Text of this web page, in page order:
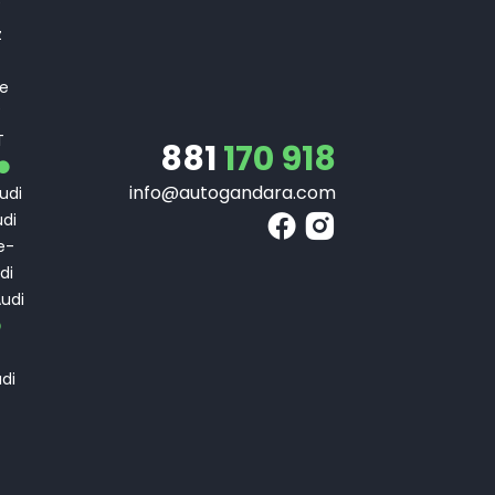
881170 918
info@autogandara.com